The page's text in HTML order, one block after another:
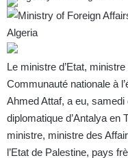
Le ministre d’Etat,
Communauté nationale à
Ahmed Attaf, a eu,
diplomatique d’Antalya en
ministre, ministre des
l’Etat de Palestine, pays